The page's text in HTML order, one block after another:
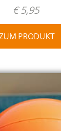
€ 5,95
PRODUKT